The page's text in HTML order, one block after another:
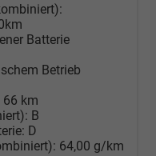
Batterie
Betrieb
66 km
B
D
64,00 g/km